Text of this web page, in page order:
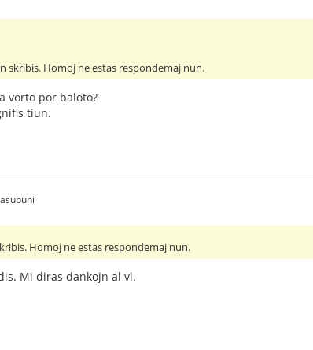
skribis. Homoj ne estas respondemaj nun.
vorto por baloto?
tiun.
Homoj ne estas respondemaj nun.
Mi diras dankojn al vi.